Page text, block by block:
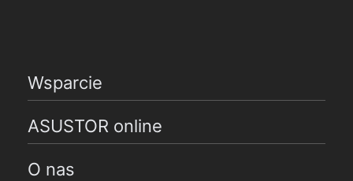
Wsparcie
ASUSTOR online
O nas